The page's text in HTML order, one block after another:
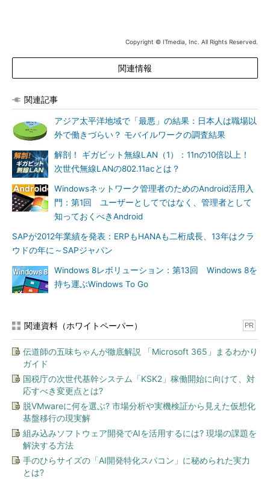
メントの強化につなげること（36％）
BtoBアプリケーションに対応するネットワーク接続機器を
設計、開発または配布する予定がある（29％）
広範にわたってモビリティ戦略が展開されていると回答した企業
中国（50％）
イタリア（47％）
ブラジル（37％）
高度なモビリティ戦略に必要な項目の上位3件
モバイル端末の管理（27％）
既存システムとの連携（25％）
知識の共有（23％）
対応体制について
既存の人材を生かしてモビリティ戦略を実施する（52％）
セキュリティ（45％）
費用対効果（41％）
システムとの連携（31％）
BYODへの対応状況
サポートはまだ限定的である（59％）
全面的にサポートしている（28％）
Copyright © ITmedia, Inc. All Rights Reserved.
関連情報
関連記事
アジア太平洋地域で「最悪」の結果：日本人は職場以
外で働きづらい？ モバイルワークの調査結果
解剖！ ギガビット無線LAN（1）：11nの10倍以上！
次世代無線LANの802.11acとは？
Windowsネットワーク管理者のためのAndroid活用入
門：第1回 ユーザーとしてではなく、管理者として
知っておくべきAndroid
SAPが2012年業績を発表：ERPもHANAも二桁成長、13年はクラ
ウドの年に～SAPジャパン
Windows 8レボリューション：第13回 Windows 8を
持ち運ぶWindows To Go
関連資料（ホワイトペーパー） PR
伝道師の五味ちゃんが徹底解説 「Microsoft 365」まるわかり
ガイド
国税庁の次世代基幹システム「KSK2」稼働開始に向けて、対
応すべき変更点とは?
脱VMwareに何を選ぶ? 市場分析や実機検証から見えた仮想化
基盤移行の現実解
組み込みソフトウェア開発でAIを活用するには? 現場の課題を
解決する方法
手のひらサイズの「AI開発特化スパコン」に秘められた実力
とは?